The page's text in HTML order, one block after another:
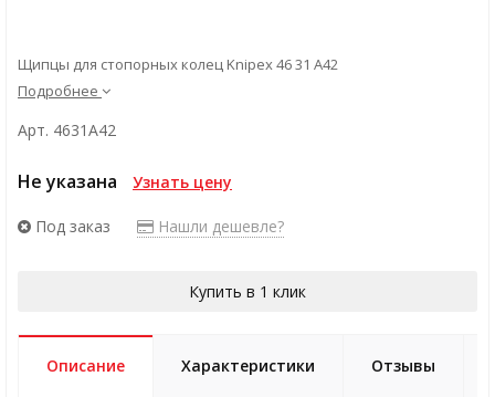
Щипцы для стопорных колец Knipex 46 31 A42
Подробнее
Арт. 4631A42
Не указана Узнать цену
Под заказ Нашли дешевле?
Купить в 1 клик
Описание Характеристики Отзывы